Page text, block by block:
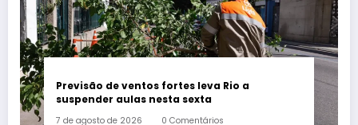
Previsão de ventos fortes leva Rio a
suspender aulas nesta sexta
7 de agosto de 2026 0 Comentários